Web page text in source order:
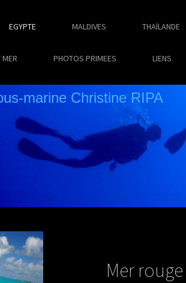
EGYPTE MALDIVES THAÏLANDE
MER PHOTOS PRIMEES LIENS
marine Christine RIPA
Mer rouge